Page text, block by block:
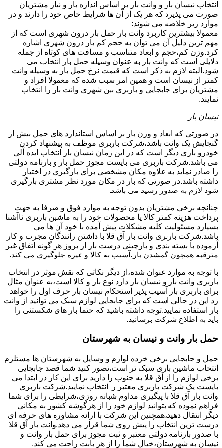
انتخاب نیسان بار و وانت بار بر اساس اندازه بار و نیاز مشتریان
صورت می پذیرد که هر یک از آن ها شرایط خاص خود را دارند و در
موارد زیر خلاصه می شوند:
معمولا بیشترین کاربرد وانت بار حمل بار درون شهری است که از
مهم ترین دلیل آن می توان به حجم کم بار درون شهری اشاره
کرد.وزن کم،حجم و ابعاد متناسب و مسافت های کوتاه از جمله
دلایلی است که وانت بار به عنوان وسیله حمل بار انتخاب می
شود.البته لازم به ذکر است که قیمت نرخ حمل بار به وسیله وانت
کمتر از نیسان است و همین امر سبب شده که معمولا افراد و
مشتریان برای جابجایی و باربری بین شهری وانت بار را انتخاب
نمایند.
نیسان بار
در صورتی که ابعاد و وزن بار بر اساس استاندارد های حمل بیش از
گنجایش یک وانت باشد،شرکت باربری موظف به پیشنهاد کردن
خودرو باری دیگر است که در این زمان نیسان بار انتخاب ایده آلی
می باشد.شرکت باربری می بایست مجوز حمل بار و بارنامه دولتی
را صادر نماید به علاوه مکان مشخصی برای بارگیری در اختیار
داشته باشد.در صورتی که بار در مکان مورد نظر مشتری بارگیری
شود لازم به صدور رسید می باشد.
چنانچه برخی مشتریان بدون توجه به موارد فوق و صرفا به جهت
پرداخت هزینه کمتر کالا یا محصولات خود را به ماشین باربری ناآشنا
بسپارد مسئولیت کلیه مشکلات پیش آمده با خود آن ها می
باشد.شرکت باربری وانت بار آق قلا با داشتن رانندگان مجرب و کار
آزموده با بسته بندی و بارچینی درست بار از بروز هر گونه اتفاق غیر
مترقبه همچون گمشدن بار،آسیب به کالا و غیره جلوگیری می کند.
با توجه به موارد عنوان شده،از دیگر نکاتی که نقش موثر در انتخاب
باربری وانت بار و نیسان بار دارد نوع بار و کالا است،به عنوان مثال
برای باربری بار آسیب پذیر استحکام نیسان بار حرف اول را خواهد
زد این در حالی است که برای جابجایی لوازم سبک می توانید از وانت
بار استفاده نمایید.توجه داشته باشید که حتما بار های شکستنی را
باید به اطلاع شرکت برسانید.
حمل بار وانت و نیسان به شهرستان
حمل و جابجایی برخی خرده لوازم و وسایل به شهرستان ها مستلزم
انتخاب ماشین باری سبک تر است،تصور کنید شما قصد جابجایی
برخی لوازم را از آق قلا به جنوب را دارید برای این کار در ابتدا می
بایست یک شرکت باربری معتبر را انتخاب نمایید.شرکت باربری
وانت بار آق قلا با پیگیری مداوم شبانه روزی،شرایطی را برای شما
فراهم نموده که بتوانید لوازم خود را از هرگوشه کشور به مکانی
دیگر انتقال دهید،همچنین این شرکت با ارائه مشاوره های حرفه ای
درست ترین انتخاب را پیش روی شما قرار می دهد.وانت بار آق قلا
با صدور بارنامه دولتی معتبر و ثبت مجوز برای حمل بار وانت و
نیسان به شهرستان،خیال شما را از هر بابت راحت می کند.